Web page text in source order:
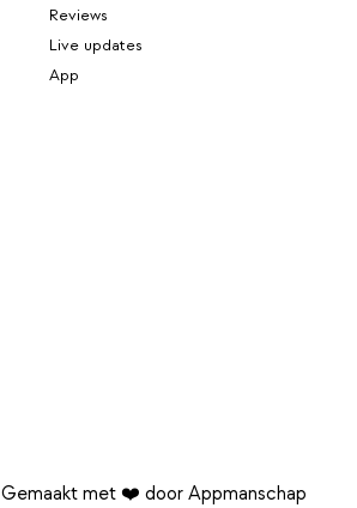
Reviews
Live updates
App
Gemaakt met ❤️ door Appmanschap